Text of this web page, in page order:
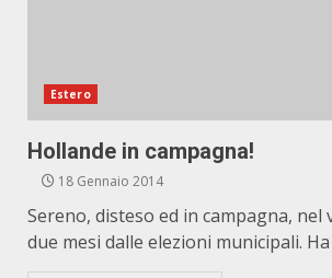
Estero
Hollande in campagna!
18 Gennaio 2014
Sereno, disteso ed in campagna, nel
due mesi dalle elezioni municipali.